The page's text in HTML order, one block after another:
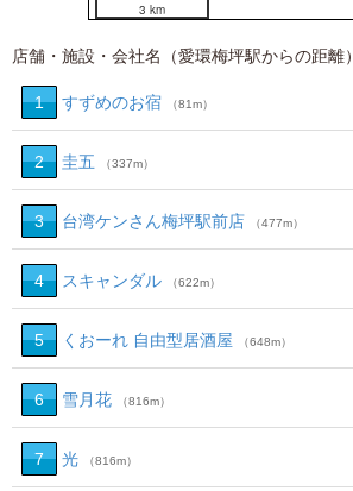
3 km
店舗・施設・会社名（愛環梅坪駅からの距離）
1 すずめのお宿 （81m）
2 圭五 （337m）
3 台湾ケンさん梅坪駅前店 （477m）
4 スキャンダル （622m）
5 くおーれ 自由型居酒屋 （648m）
6 雪月花 （816m）
7 光 （816m）